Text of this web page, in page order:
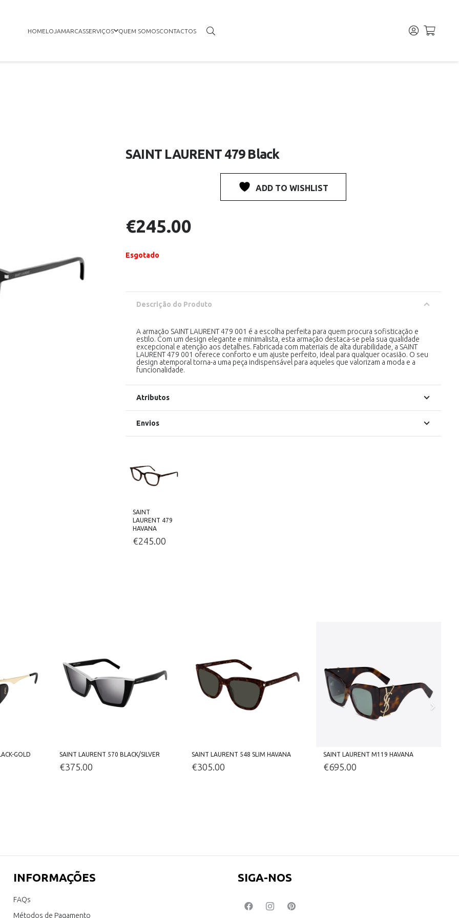
HOMELOJAMARCASSERVIÇOS QUEM SOMOSCONTACTOS
SAINT LAURENT 479 Black
ADD TO WISHLIST
€245.00
Esgotado
Descrição do Produto
A armação SAINT LAURENT 479 001 é a escolha perfeita para quem procura sofisticação e
estilo. Com um design elegante e minimalista, esta armação destaca-se pela sua qualidade
excepcional e atenção aos detalhes. Fabricada com materiais de alta durabilidade, a SAINT
LAURENT 479 001 oferece conforto e um ajuste perfeito, ideal para qualquer ocasião. O seu
design atemporal torna-a uma peça indispensável para aqueles que valorizam a moda e a
funcionalidade.
Atributos
Envios
SAINT
LAURENT 479
HAVANA
€245.00
GOLD SAINT LAURENT 570 BLACK/SILVER
€375.00
SAINT LAURENT 548 SLIM HAVANA
€305.00
SAINT LAURENT M119 HAVANA
€695.00
INFORMAÇÕES
FAQs
Métodos de Pagamento
SIGA-NOS